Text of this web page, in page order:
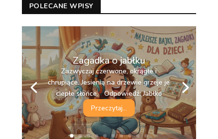
POLECANE WPISY
Zagadka o jabłku
Zazwyczaj czerwone, okrągłe i
chrupiące. Jesienią na drzewie grzeje je
ciepłe słońce. Odpowiedź: Jabłko
Przeczytaj...